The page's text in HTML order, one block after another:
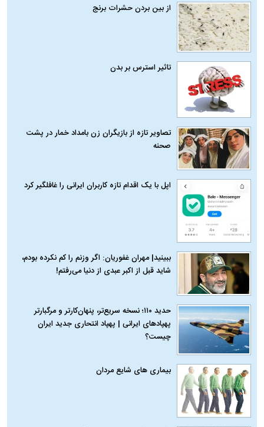
از بین بردن حشرات برنج
تاثیر استرس بر بدن
تصاویر تازه از بازیگران زن بامداد خمار در پشت
صحنه
اپل با یک اقدام تازه کاربران ایرانی را غافلگیر کرد
ببینید| مهران غفوریان: اگر وزنم را کم نکرده بودم،
شاید قبل از اکبر عبدی از دنیا می‌رفتم!
حدید ۱۱۰؛ نسخه سریع‌تر، پنهان‌کارتر و مرگبارتر
پهپادهای ایرانی | پهپاد انتحاری جدید ایران
چیست؟
بیماری‌ های شایع مردان